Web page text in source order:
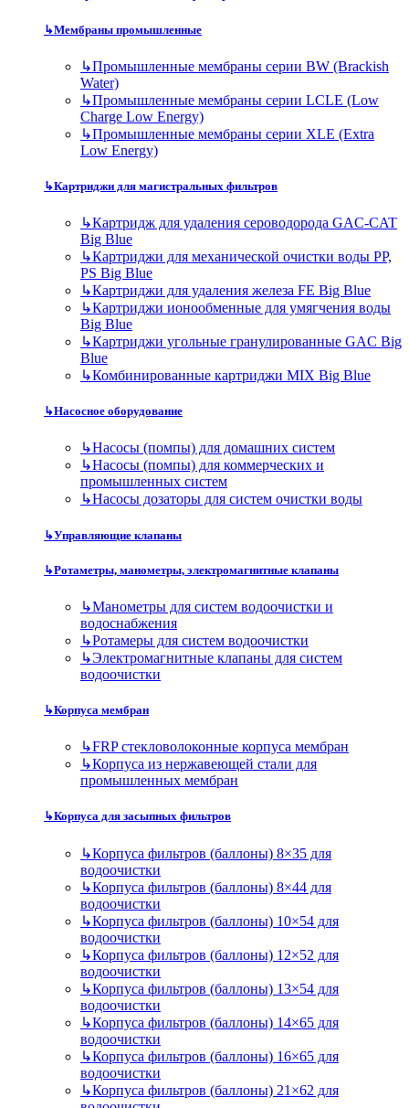
↳Мембраны промышленные
↳Промышленные мембраны серии BW (Brackish
Water)
↳Промышленные мембраны серии LCLE (Low
Charge Low Energy)
↳Промышленные мембраны серии XLE (Extra
Low Energy)
↳Картриджи для магистральных фильтров
↳Картридж для удаления сероводорода GAC-CAT
Big Blue
↳Картриджи для механической очистки воды PP,
PS Big Blue
↳Картриджи для удаления железа FE Big Blue
↳Картриджи ионообменные для умягчения воды
Big Blue
↳Картриджи угольные гранулированные GAC Big
Blue
↳Комбинированные картриджи MIX Big Blue
↳Насосное оборудование
↳Насосы (помпы) для домашних систем
↳Насосы (помпы) для коммерческих и
промышленных систем
↳Насосы дозаторы для систем очистки воды
↳Управляющие клапаны
↳Ротаметры, манометры, электромагнитные клапаны
↳Манометры для систем водоочистки и
водоснабжения
↳Ротамеры для систем водоочистки
↳Электромагнитные клапаны для систем
водоочистки
↳Корпуса мембран
↳FRP стекловолоконные корпуса мембран
↳Корпуса из нержавеющей стали для
промышленных мембран
↳Корпуса для засыпных фильтров
↳Корпуса фильтров (баллоны) 8×35 для
водоочистки
↳Корпуса фильтров (баллоны) 8×44 для
водоочистки
↳Корпуса фильтров (баллоны) 10×54 для
водоочистки
↳Корпуса фильтров (баллоны) 12×52 для
водоочистки
↳Корпуса фильтров (баллоны) 13×54 для
водоочистки
↳Корпуса фильтров (баллоны) 14×65 для
водоочистки
↳Корпуса фильтров (баллоны) 16×65 для
водоочистки
↳Корпуса фильтров (баллоны) 21×62 для